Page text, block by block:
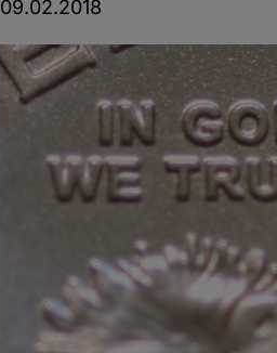
09.02.2018